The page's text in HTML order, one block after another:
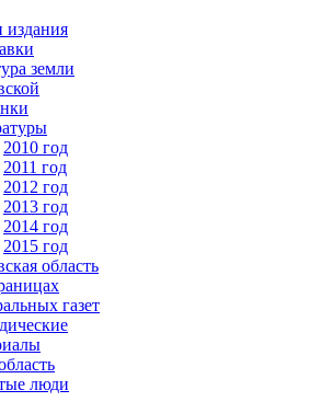
земли
2010 год
2011 год
2012 год
2013 год
2014 год
2015 год
область
газет